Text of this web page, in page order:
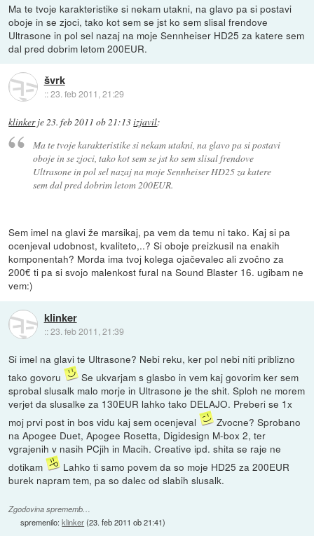
Ma te tvoje karakteristike si nekam utakni, na glavo pa si postavi
oboje in se zjoci, tako kot sem se jst ko sem slisal frendove
Ultrasone in pol sel nazaj na moje Sennheiser HD25 za katere sem
dal pred dobrim letom 200EUR.
švrk
::23. feb 2011, 21:29
klinkerje23. feb 2011 ob 21:13izjavil:
Ma te tvoje karakteristike si nekam utakni, na glavo pa si postavi
oboje in se zjoci, tako kot sem se jst ko sem slisal frendove
Ultrasone in pol sel nazaj na moje Sennheiser HD25 za katere
sem dal pred dobrim letom 200EUR.
Sem imel na glavi že marsikaj, pa vem da temu ni tako. Kaj si pa
ocenjeval udobnost, kvaliteto,..? Si oboje preizkusil na enakih
komponentah? Morda ima tvoj kolega ojačevalec ali zvočno za
200€ ti pa si svojo malenkost fural na Sound Blaster 16. ugibam ne
vem:)
klinker
::23. feb 2011, 21:39
Si imel na glavi te Ultrasone? Nebi reku, ker pol nebi niti priblizno
tako govoru
Se ukvarjam s glasbo in vem kaj govorim ker sem
sprobal slusalk malo morje in Ultrasone je the shit. Sploh ne morem
verjet da slusalke za 130EUR lahko tako DELAJO. Preberi se 1x
moj prvi post in bos vidu kaj sem ocenjeval
Zvocne? Sprobano
na Apogee Duet, Apogee Rosetta, Digidesign M-box 2, ter
vgrajenih v nasih PCjih in Macih. Creative ipd. shita se raje ne
dotikam
Lahko ti samo povem da so moje HD25 za 200EUR
burek napram tem, pa so dalec od slabih slusalk.
Zgodovina sprememb…
spremenilo:klinker(23. feb 2011 ob 21:41)